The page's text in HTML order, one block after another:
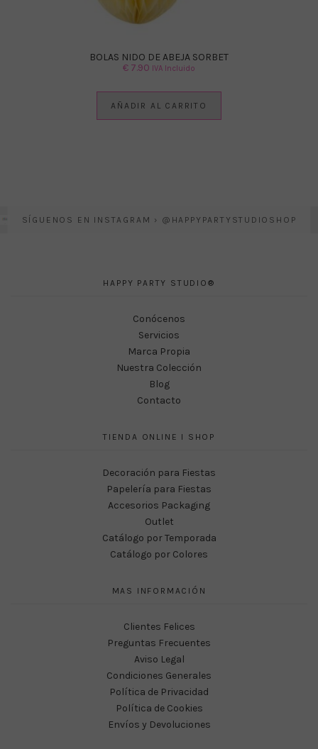
BOLAS NIDO DE ABEJA SORBET
€ 7.90 IVA Incluido
AÑADIR AL CARRITO
SÍGUENOS EN INSTAGRAM › @HAPPYPARTYSTUDIOSHOP
HAPPY PARTY STUDIO®
Conócenos
Servicios
Marca Propia
Nuestra Colección
Blog
Contacto
TIENDA ONLINE I SHOP
Decoración para Fiestas
Papelería para Fiestas
Accesorios Packaging
Outlet
Catálogo por Temporada
Catálogo por Colores
MAS INFORMACIÓN
Clientes Felices
Preguntas Frecuentes
Aviso Legal
Condiciones Generales
Política de Privacidad
Política de Cookies
Envíos y Devoluciones